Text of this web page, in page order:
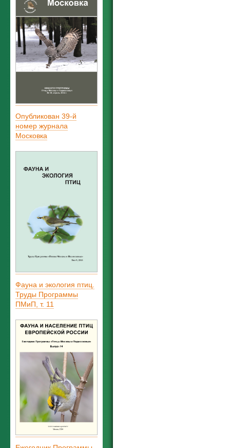
Опубликован 39-й
номер журнала
Московка
Фауна и экология птиц.
Труды Программы
ПМиП, т. 11